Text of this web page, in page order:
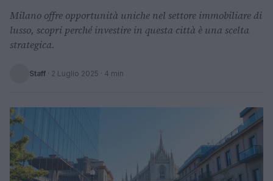
Milano offre opportunità uniche nel settore immobiliare di
lusso, scopri perché investire in questa città è una scelta
strategica.
Staff · 2 Luglio 2025 · 4 min